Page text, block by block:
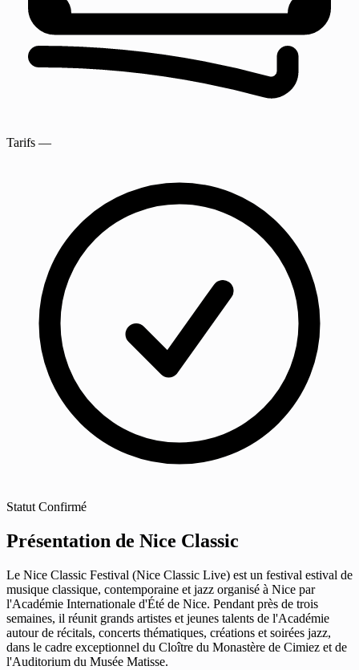
Tarifs —
Statut Confirmé
Présentation de Nice Classic
Le Nice Classic Festival (Nice Classic Live) est un festival estival de
musique classique, contemporaine et jazz organisé à Nice par
l'Académie Internationale d'Été de Nice. Pendant près de trois
semaines, il réunit grands artistes et jeunes talents de l'Académie
autour de récitals, concerts thématiques, créations et soirées jazz,
dans le cadre exceptionnel du Cloître du Monastère de Cimiez et de
l'Auditorium du Musée Matisse.